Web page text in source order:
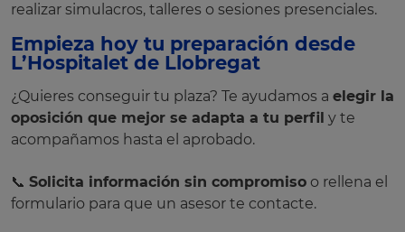
realizar simulacros, talleres o sesiones presenciales.
Empieza hoy tu preparación desde
L’Hospitalet de Llobregat
¿Quieres conseguir tu plaza? Te ayudamos a elegir la
oposición que mejor se adapta a tu perfil y te
acompañamos hasta el aprobado.
📞 Solicita información sin compromiso o rellena el
formulario para que un asesor te contacte.